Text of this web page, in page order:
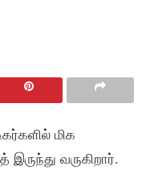
மிக
இருந்து வருகிறார்.